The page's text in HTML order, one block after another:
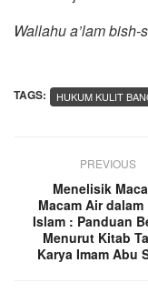
Wallahu a’lam bish-
TAGS: HUKUM KULIT
PREVIOUS
Menelisik
Macam Air
Islam : Panduan
Menurut Kitab
Karya Imam Abu